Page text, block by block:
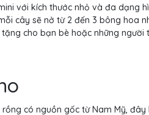
với kích thước nhỏ và đa dạng
cây sẽ nở từ 2 đến 3 bông hoa
cho bạn bè hoặc những người
có nguồn gốc từ Nam Mỹ,